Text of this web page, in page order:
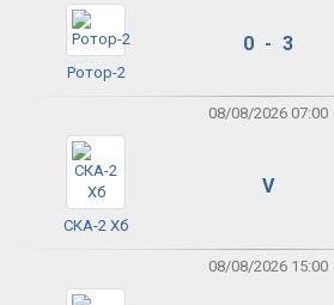
Ротор-2
0 - 3
08/08/2026 07:00
СКА-2 Хб
V
08/08/2026 15:00